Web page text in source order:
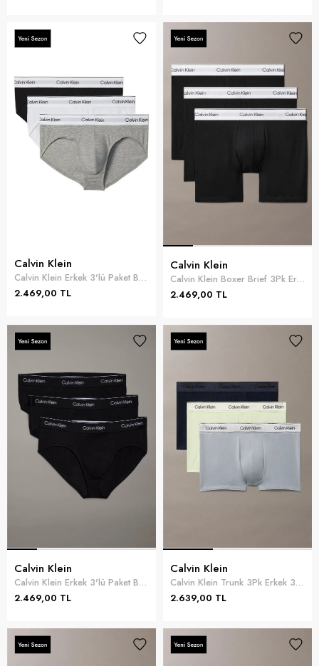
Calvin Klein
Calvin Klein Erkek 3'lü Paket Boxer Çok Renkli
2.469,00 TL
Calvin Klein
Calvin Klein Boxer Brief 3Pk Erkek 3lü Boxer Siyah
2.469,00 TL
Calvin Klein
Calvin Klein Erkek 3'lü Paket Boxer Siyah
2.469,00 TL
Calvin Klein
Calvin Klein Trunk 3Pk Erkek 3lü Boxer Yeşil
2.639,00 TL